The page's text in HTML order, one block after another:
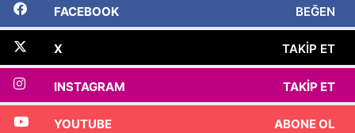
FACEBOOK BEĞEN
X TAKIP ET
INSTAGRAM TAKIP ET
YOUTUBE ABONE OL